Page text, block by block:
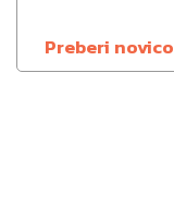
Preberi novico